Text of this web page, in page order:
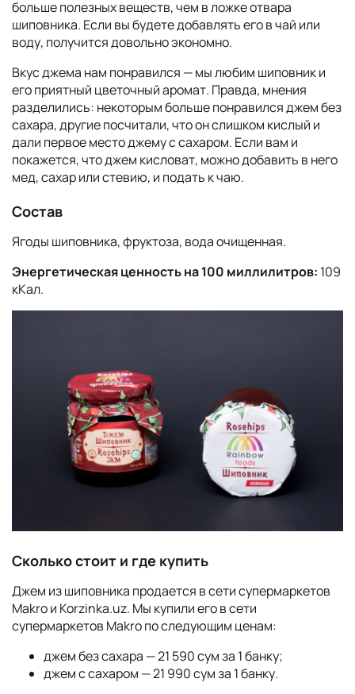
больше полезных веществ, чем в ложке отвара
шиповника. Если вы будете добавлять его в чай или
воду, получится довольно экономно.
Вкус джема нам понравился — мы любим шиповник и
его приятный цветочный аромат. Правда, мнения
разделились: некоторым больше понравился джем без
сахара, другие посчитали, что он слишком кислый и
дали первое место джему с сахаром. Если вам и
покажется, что джем кисловат, можно добавить в него
мед, сахар или стевию, и подать к чаю.
Состав
Ягоды шиповника, фруктоза, вода очищенная.
Энергетическая ценность на 100 миллилитров: 109
кКал.
Сколько стоит и где купить
Джем из шиповника продается в сети супермаркетов
Makro и Korzinka.uz. Мы купили его в сети
супермаркетов Makro по следующим ценам:
джем без сахара — 21 590 сум за 1 банку;
джем с сахаром — 21 990 сум за 1 банку.